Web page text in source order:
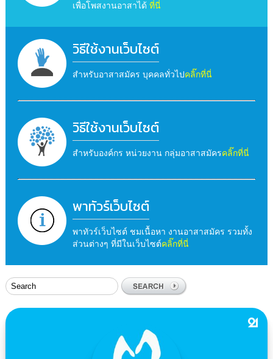
เพื่อโพสงานอาสาได้ ที่นี่
วิธีใช้งานเว็บไซต์
สำหรับอาสาสมัคร บุคคลทั่วไปคลิ๊กที่นี่
วิธีใช้งานเว็บไซต์
สำหรับองค์กร หน่วยงาน กลุ่มอาสาสมัครคลิ๊กที่นี่
พาทัวร์เว็บไซต์
พาทัวร์เว็บไซต์ ชมเนื้อหา งานอาสาสมัคร รวมทั้ง
ส่วนต่างๆ ที่มีในเว็บไซต์คลิ๊กที่นี่